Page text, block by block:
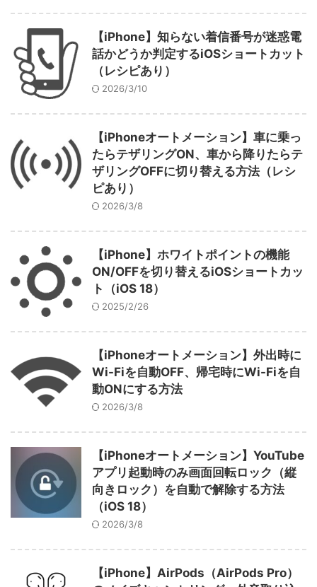
【iPhone】知らない着信番号が迷惑電
話かどうか判定するiOSショートカット
（レシピあり）
2026/3/10
【iPhoneオートメーション】車に乗っ
たらテザリングON、車から降りたらテ
ザリングOFFに切り替える方法（レシ
ピあり）
2026/3/8
【iPhone】ホワイトポイントの機能
ON/OFFを切り替えるiOSショートカッ
ト（iOS 18）
2025/2/26
【iPhoneオートメーション】外出時に
Wi-Fiを自動OFF、帰宅時にWi-Fiを自
動ONにする方法
2026/3/8
【iPhoneオートメーション】YouTube
アプリ起動時のみ画面回転ロック（縦
向きロック）を自動で解除する方法
（iOS 18）
2026/3/8
【iPhone】AirPods（AirPods Pro）